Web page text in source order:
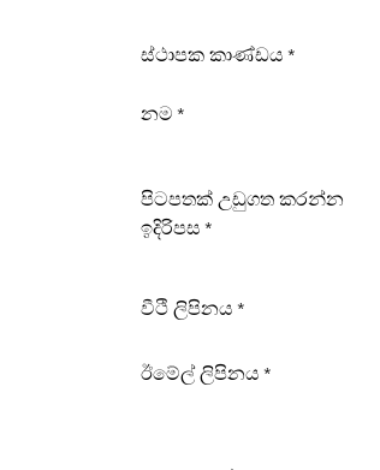
ස්ථාපක කාණ්ඩය *
නම *
පිටපතක් උඩුගත කරන්න
ඉදිරිපස *
වීථි ලිපිනය *
ඊමේල් ලිපිනය *